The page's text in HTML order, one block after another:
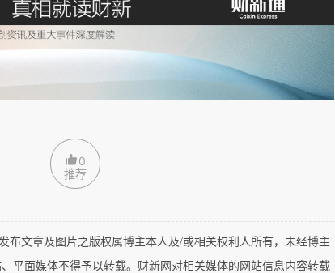
声明的字里行间，有点像AI写的。有一种刻意雕琢的
"、"过则勿惮改"——文绉绉的，像一篇写给公告栏贴
方的姿态，字字道貌岸然，却看不见一个真实的判
承认余某在校期间"护助公交车上受伤的耄耋老
写法，在修辞学上叫"先扬后抑"，在道德上叫有点
着什么？名校的校友网络庞大，不乏商界、政界、文
之间，长期存在一种互相互惠的关系：校友成功，
0
推荐
文章及图片之版权属博主本人及/或相关权利人所有，未经博主
平面媒体不得予以转载。财新网对相关媒体的网站信息内容转载